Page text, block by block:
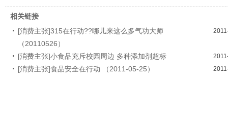
相关链接
[消费主张]315在行动??哪儿来这么多气功大师
（20110526）
[消费主张]小食品充斥校园周边 多种添加剂超标
[消费主张]食品安全在行动 （2011-05-25）